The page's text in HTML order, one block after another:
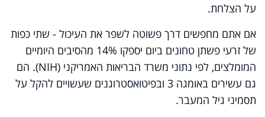
על הצלחת.
אם אתם מחפשים דרך פשוטה לשפר את העיכול - שתי כפות
של זרעי פשתן טחונים ביום יספקו 14% מהסיבים היומיים
המומלצים, לפי נתוני משרד הבריאות האמריקני (NIH). הם
גם עשירים באומגה 3 ובפיטואסטרוגנים שעשויים להקל על
תסמיני גיל המעבר.